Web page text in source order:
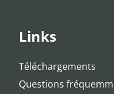
Links
Téléchargements
Questions